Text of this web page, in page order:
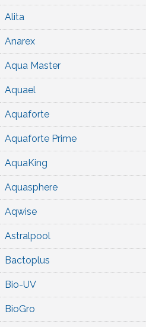
Alita
Anarex
Aqua Master
Aquael
Aquaforte
Aquaforte Prime
AquaKing
Aquasphere
Aqwise
Astralpool
Bactoplus
Bio-UV
BioGro